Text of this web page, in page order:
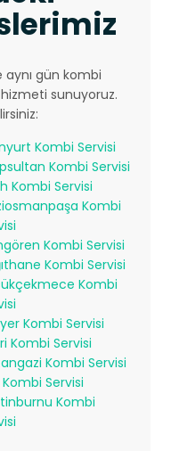
gün kombi
sunuyoruz.
Kombi Servisi
Kombi Servisi
Kombi Servisi
Kombi
Kombi Servisi
Kombi Servisi
Kombi
Kombi Servisi
Kombi Servisi
Kombi Servisi
Kombi Servisi
Kombi